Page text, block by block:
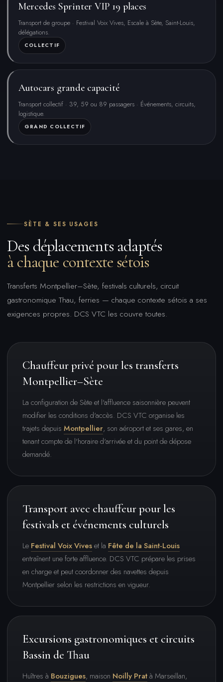
Mercedes Sprinter VIP 19 places
Transport de groupe · Festival Voix Vives, Escale à Sète, Saint-Louis,
délégations.
COLLECTIF
Autocars grande capacité
Transport collectif · 39, 59 ou 89 passagers · Événements, circuits,
logistique.
GRAND COLLECTIF
SÈTE & SES USAGES
Des déplacements adaptés
à chaque contexte sétois
Transferts Montpellier–Sète, festivals culturels, circuit
gastronomique Thau, ferries — chaque contexte sétois a ses
exigences propres. DCS VTC les couvre toutes.
Chauffeur privé pour les transferts
Montpellier–Sète
La configuration de Sète et l'affluence saisonnière peuvent
modifier les conditions d'accès. DCS VTC organise les
trajets depuis Montpellier, son aéroport et ses gares, en
tenant compte de l'horaire d'arrivée et du point de dépose
demandé.
Transport avec chauffeur pour les
festivals et événements culturels
Le Festival Voix Viveset la Fête de la Saint-Louis
entraînent une forte affluence. DCS VTC prépare les prises
en charge et peut coordonner des navettes depuis
Montpellier selon les restrictions en vigueur.
Excursions gastronomiques et circuits
Bassin de Thau
Huîtres à Bouzigues, maison Noilly Pratà Marseillan,